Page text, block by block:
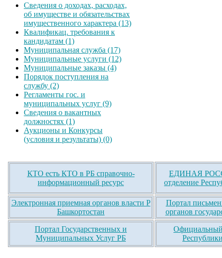
Сведения о доходах, расходах,
об имуществе и обязательствах
имущественного характера (13)
Квалификац. требования к
кандидатам (1)
Муниципальная служба (17)
Муниципальные услуги (12)
Муниципальные заказы (4)
Порядок поступления на
службу (2)
Регламенты гос. и
муниципальных услуг (9)
Сведения о вакантных
должностях (1)
Аукционы и Конкурсы
(условия и результаты) (0)
КТО есть КТО в РБ справочно-
информационный ресурс
ЕДИНАЯ
отделение
Электронная приемная органов власти Р
Башкортостан
Портал
органов
Портал Государственных и
Муниципальных Услуг РБ
Официальный